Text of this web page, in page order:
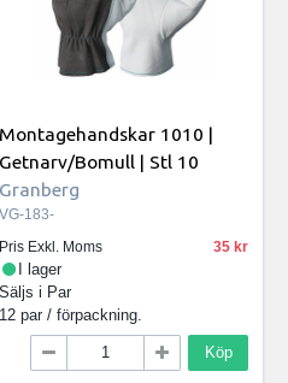
Montagehandskar 1010 |
Getnarv/Bomull | Stl 10
Granberg
VG-183-
Pris Exkl. Moms
35
I lager
Säljs i Par
12 par / förpackning.
Köp